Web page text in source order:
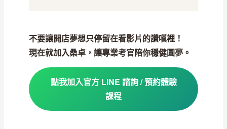
不要讓開店夢想只停留在看影片的讚嘆裡！
現在就加入桑卓，讓專業考官陪你穩健圓夢。
點我加入官方 LINE 諮詢 / 預約體驗
課程